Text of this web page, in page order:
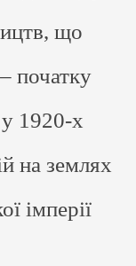
що
початку
у 1920-х
на землях
імперії